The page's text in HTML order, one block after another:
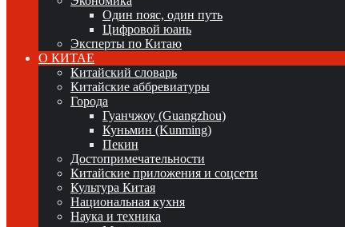
Один пояс, один путь
Цифровой юань
Эксперты по Китаю
О КИТАЕ
Китайский словарь
Китайские аббревиатуры
Города
Гуанчжоу (Guangzhou)
Куньмин (Kunming)
Пекин
Достопримечательности
Китайские приложения и соцсети
Культура Китая
Национальная кухня
Наука и техника